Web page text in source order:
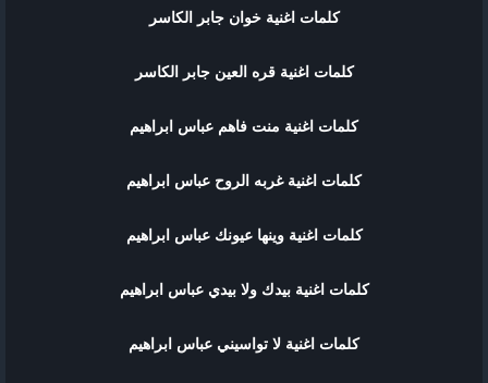
كلمات اغنية خوان جابر الكاسر
كلمات اغنية قره العين جابر الكاسر
كلمات اغنية منت فاهم عباس ابراهيم
كلمات اغنية غربه الروح عباس ابراهيم
كلمات اغنية وينها عيونك عباس ابراهيم
كلمات اغنية بيدك ولا بيدي عباس ابراهيم
كلمات اغنية لا تواسيني عباس ابراهيم